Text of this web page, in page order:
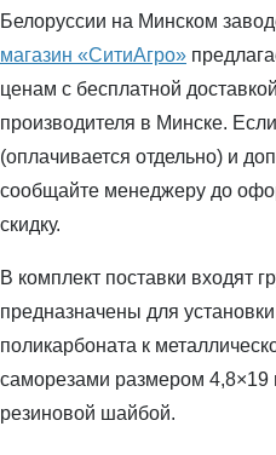
Белоруссии на Минском
магазин «СитиАгро»
ценам с бесплатной
производителя в Минске.
(оплачивается отдельно) и
сообщайте менеджеру до
скидку.
В комплект поставки входят
предназначены для
поликарбоната к
саморезами размером 4,8×19
резиновой шайбой.